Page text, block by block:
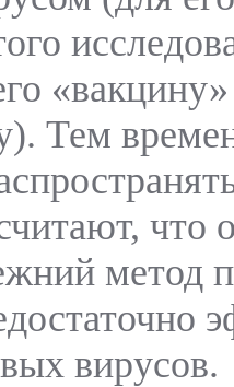
Тем
что
метод
вирусов.